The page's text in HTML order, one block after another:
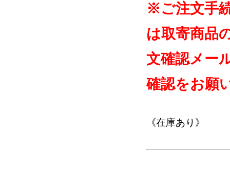
※ご注文手
は取寄商品
文確認メー
確認をお願
《在庫あり》